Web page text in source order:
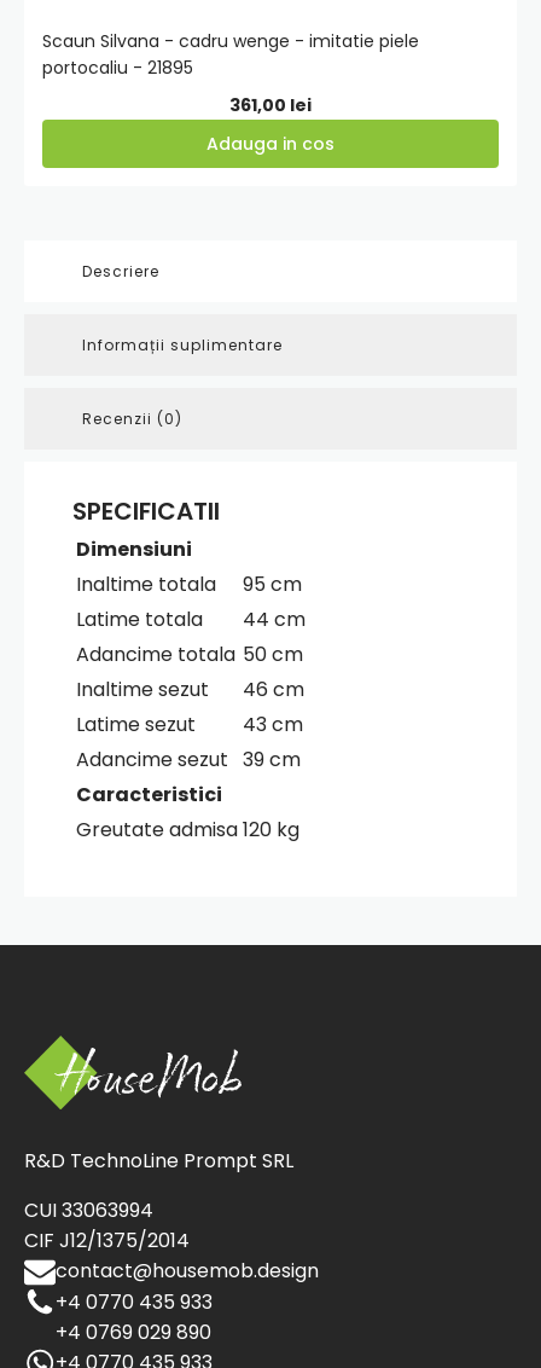
Scaun Silvana - cadru wenge - imitatie piele
portocaliu - 21895
361,00 lei
Adauga in cos
Descriere
Informații suplimentare
Recenzii (0)
SPECIFICATII
Dimensiuni
Inaltime totala
95 cm
Latime totala
44 cm
Adancime totala 50 cm
Inaltime sezut
46 cm
Latime sezut
43 cm
Adancime sezut 39 cm
Caracteristici
Greutate admisa120 kg
R&D TechnoLine Prompt SRL
CUI 33063994
CIF J12/1375/2014
contact@housemob.design
+4 0770 435 933
+4 0769 029 890
+4 0770 435 933